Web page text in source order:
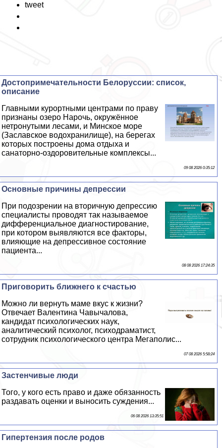
tweet
Достопримечательности Белоруссии: список,
описание
Главными курортными центрами по праву
признаны озеро Нарочь, окружённое
нетронутыми лесами, и Минское море
(Заславское водохранилище), на берегах
которых построены дома отдыха и
санаторно-оздоровительные комплексы...
09 08 2026 0:35:12
Основные причины депрессии
При подозрении на вторичную депрессию
специалисты проводят так называемое
дифференциальное диагностирование,
при котором выявляются все факторы,
влияющие на депрессивное состояние
пациента...
08 08 2026 17:24:35
Приговорить ближнего к счастью
Можно ли вернуть маме вкус к жизни?
Отвечает Валентина Чавычалова,
кандидат психологических наук,
аналитический психолог, психодраматист,
сотрудник психологического центра Мегаполис...
07 08 2026 5:58:24
Застенчивые люди
Того, у кого есть право и даже обязанность
раздавать оценки и выносить суждения...
06 08 2026 13:35:51
Гипертензия после родов